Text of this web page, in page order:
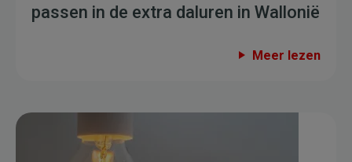
passen in de extra daluren in Wallonië
Meer lezen